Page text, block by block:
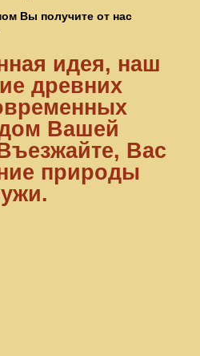
Вы получите от нас
идея, наш
древних
Вашей
Вас
природы